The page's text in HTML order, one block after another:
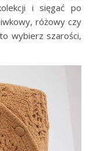
i sięgać po
różowy czy
wybierz szarości,